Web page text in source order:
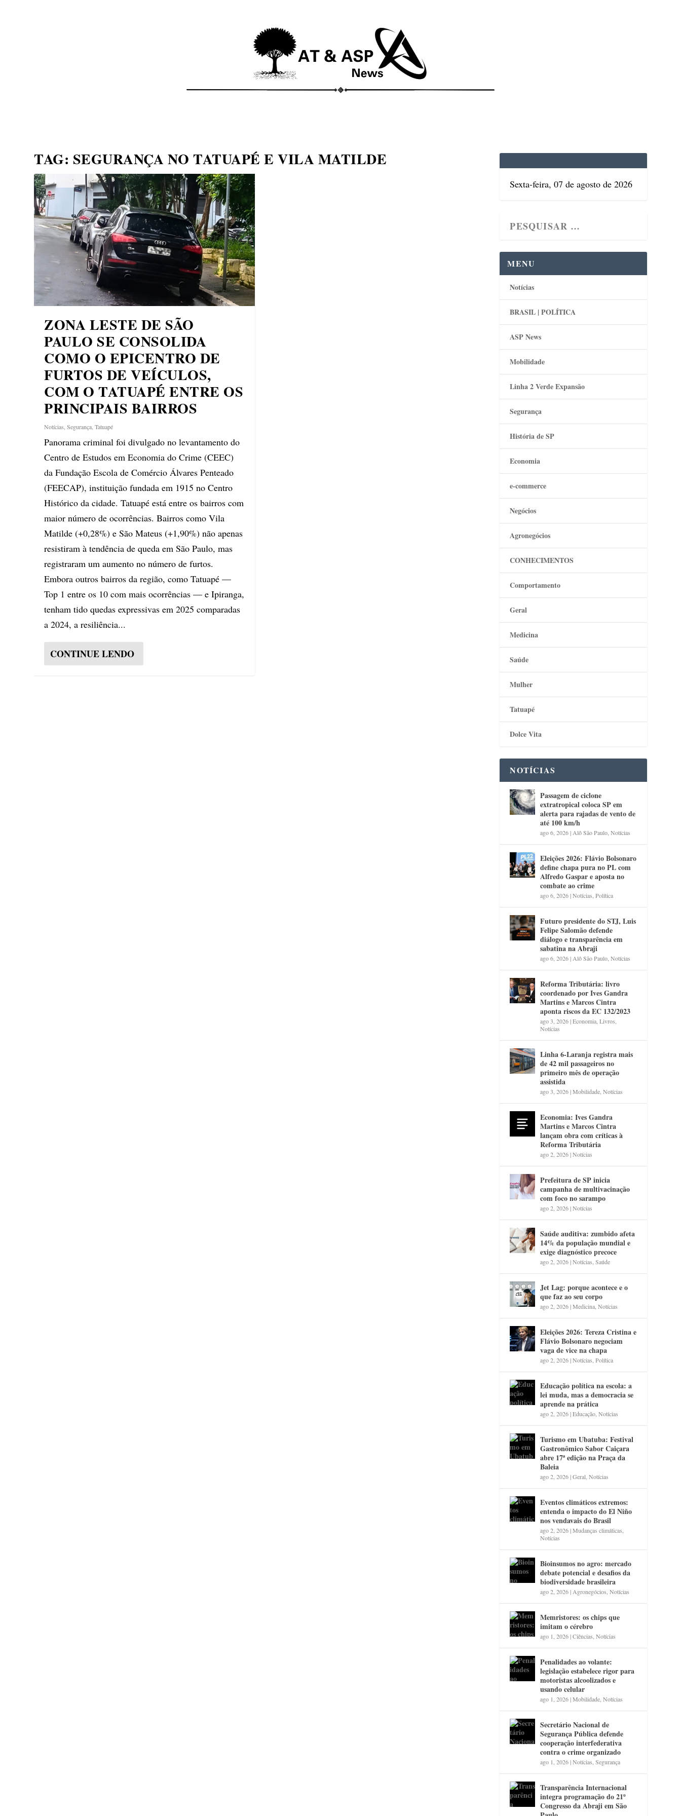
TAG: SEGURANÇA NO TATUAPÉ E VILA MATILDE
ZONA LESTE DE SÃO
PAULO SE CONSOLIDA
COMO O EPICENTRO DE
FURTOS DE VEÍCULOS,
COM O TATUAPÉ ENTRE OS
PRINCIPAIS BAIRROS
Notícias ,Segurança ,Tatuapé
Panorama criminal foi divulgado no levantamento do
Centro de Estudos em Economia do Crime (CEEC)
da Fundação Escola de Comércio Álvares Penteado
(FEECAP), instituição fundada em 1915 no Centro
Histórico da cidade. Tatuapé está entre os bairros com
maior número de ocorrências. Bairros como Vila
Matilde (+0,28%) e São Mateus (+1,90%) não apenas
resistiram à tendência de queda em São Paulo, mas
registraram um aumento no número de furtos.
Embora outros bairros da região, como Tatuapé —
Top 1 entre os 10 com mais ocorrências — e Ipiranga,
tenham tido quedas expressivas em 2025 comparadas
a 2024, a resiliência...
CONTINUE LENDO
Sexta-feira, 07 de agosto de 2026
MENU
Notícias
BRASIL | POLÍTICA
ASP News
Mobilidade
Linha 2 Verde Expansão
Segurança
História de SP
Economia
e-commerce
Negócios
Agronegócios
CONHECIMENTOS
Comportamento
Geral
Medicina
Saúde
Mulher
Tatuapé
Dolce Vita
NOTÍCIAS
Passagem de ciclone
extratropical coloca SP em
alerta para rajadas de vento de
até 100 km/h
ago 6, 2026| Alô São Paulo ,Notícias
Eleições 2026: Flávio Bolsonaro
define chapa pura no PL com
Alfredo Gaspar e aposta no
combate ao crime
ago 6, 2026|Notícias ,Política
Futuro presidente do STJ, Luis
Felipe Salomão defende
diálogo e transparência em
sabatina na Abraji
ago 6, 2026| Alô São Paulo ,Notícias
Reforma Tributária: livro
coordenado por Ives Gandra
Martins e Marcos Cintra
aponta riscos da EC 132/2023
ago 3, 2026|Economia ,Livros
Notícias
Linha 6-Laranja registra mais
de 42 mil passageiros no
primeiro mês de operação
assistida
ago 3, 2026|Mobilidade ,Notícias
Economia: Ives Gandra
Martins e Marcos Cintra
lançam obra com críticas à
Reforma Tributária
ago 2, 2026|Notícias
Prefeitura de SP inicia
campanha de multivacinação
com foco no sarampo
ago 2, 2026|Notícias
Saúde auditiva: zumbido afeta
14% da população mundial e
exige diagnóstico precoce
ago 2, 2026|Notícias ,Saúde
Jet Lag: porque acontece e o
que faz ao seu corpo
ago 2, 2026|Medicina ,Notícias
Eleições 2026: Tereza Cristina e
Flávio Bolsonaro negociam
vaga de vice na chapa
ago 2, 2026|Notícias ,Política
Educação política na escola: a
lei muda, mas a democracia se
aprende na prática
ago 2, 2026|Educação ,Notícias
Turismo em Ubatuba: Festival
Gastronômico Sabor Caiçara
abre 17ª edição na Praça da
Baleia
ago 2, 2026|Geral ,Notícias
Eventos climáticos extremos:
entenda o impacto do El Niño
nos vendavais do Brasil
ago 2, 2026|Mudanças climáticas
Notícias
Bioinsumos no agro: mercado
debate potencial e desafios da
biodiversidade brasileira
ago 2, 2026| Agronegócios ,Notícias
Memristores: os chips que
imitam o cérebro
ago 1, 2026|Ciências ,Notícias
Penalidades ao volante:
legislação estabelece rigor para
motoristas alcoolizados e
usando celular
ago 1, 2026|Mobilidade ,Notícias
Secretário Nacional de
Segurança Pública defende
cooperação interfederativa
contra o crime organizado
ago 1, 2026|Notícias ,Segurança
Transparência Internacional
integra programação do 21º
Congresso da Abraji em São